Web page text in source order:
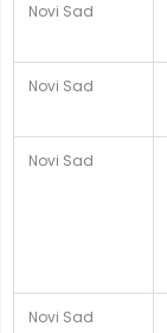
Novi Sad
Novi Sad
Novi Sad
Novi Sad